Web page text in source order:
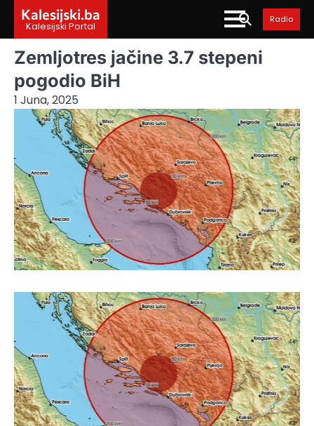
content
Kalesijski.ba
Kalesijski Portal
Radio
Zemljotres jačine 3.7 stepeni
pogodio BiH
1 Juna, 2025